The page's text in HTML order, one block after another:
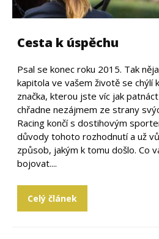
Cesta k úspěchu
Psal se konec roku 2015. Tak
kapitola ve vašem životě se chýlí
značka, kterou jste víc jak
chřadne nezájmem ze strany
Racing končí s dostihovým
důvody tohoto rozhodnutí a už
způsob, jakým k tomu došlo. Co
bojovat....
Celý článek